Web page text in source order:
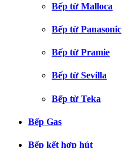
Bếp từ Malloca
Bếp từ Panasonic
Bếp từ Pramie
Bếp từ Sevilla
Bếp từ Teka
Bếp Gas
Bếp kết hợp hút